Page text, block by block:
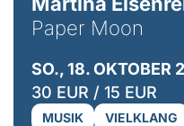
Paper Moon
SO., 18. OKTOBER
30 EUR / 15 EUR
MUSIK
VIELKLANG